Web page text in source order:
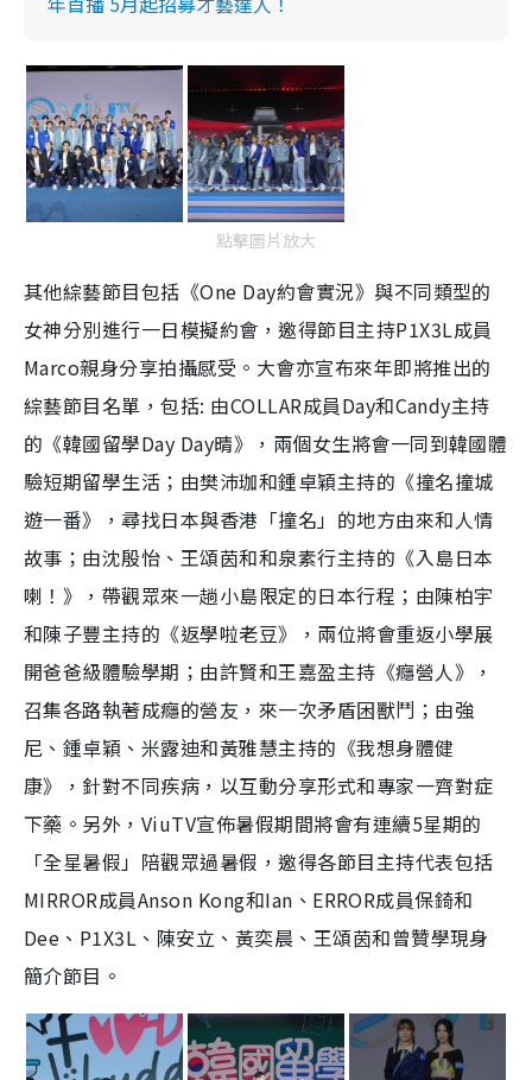
點擊圖片放大
其他綜藝節目包括《One Day約會實況》與不同類型的
女神分別進行一日模擬約會，邀得節目主持P1X3L成員
Marco親身分享拍攝感受。大會亦宣布來年即將推出的
綜藝節目名單，包括: 由COLLAR成員Day和Candy主持
的《韓國留學Day Day晴》，兩個女生將會一同到韓國體
驗短期留學生活；由樊沛珈和鍾卓穎主持的《撞名撞城
遊一番》，尋找日本與香港「撞名」的地方由來和人情
故事；由沈殷怡、王頌茵和和泉素行主持的《入島日本
喇！》，帶觀眾來一趟小島限定的日本行程；由陳柏宇
和陳子豐主持的《返學啦老豆》，兩位將會重返小學展
開爸爸級體驗學期；由許賢和王嘉盈主持《癮營人》，
召集各路執著成癮的營友，來一次矛盾困獸鬥；由強
尼、鍾卓穎、米露迪和黃雅慧主持的《我想身體健
康》，針對不同疾病，以互動分享形式和專家一齊對症
下藥。另外，ViuTV宣佈暑假期間將會有連續5星期的
「全星暑假」陪觀眾過暑假，邀得各節目主持代表包括
MIRROR成員Anson Kong和Ian、ERROR成員保錡和
Dee、P1X3L、陳安立、黃奕晨、王頌茵和曾贊學現身
簡介節目。